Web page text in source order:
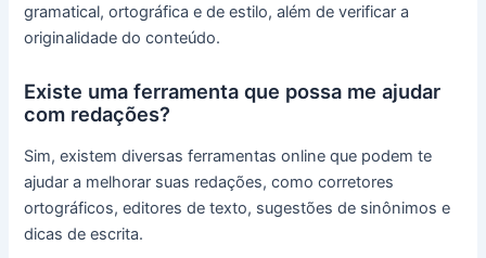
gramatical, ortográfica e de estilo, além de verificar a
originalidade do conteúdo.
Existe uma ferramenta que possa me ajudar
com redações?
Sim, existem diversas ferramentas online que podem te
ajudar a melhorar suas redações, como corretores
ortográficos, editores de texto, sugestões de sinônimos e
dicas de escrita.